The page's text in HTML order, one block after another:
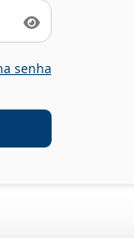
Mostrar senha
senha